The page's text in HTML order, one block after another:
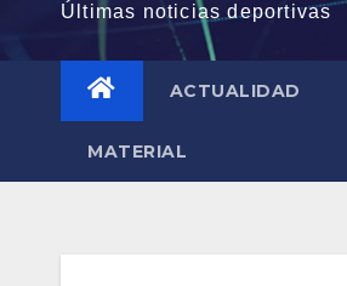
Últimas noticias deportivas
ACTUALIDAD
MATERIAL